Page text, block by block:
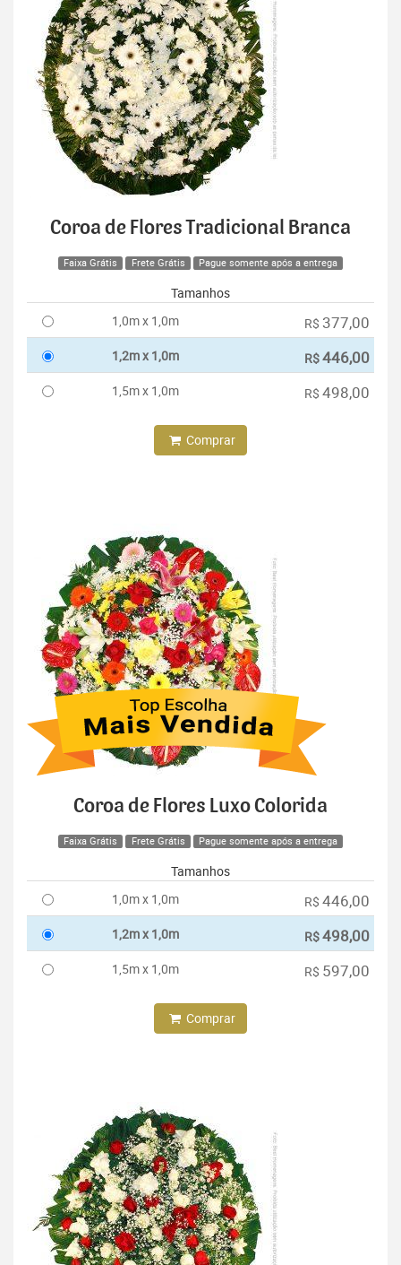
Coroa de Flores Tradicional Branca
Faixa Grátis Frete Grátis Pague somente após a entrega
Tamanhos
1,0m x 1,0m
R$ 377,00
1,2m x 1,0m R$446,00
1,5m x 1,0m R$ 498,00
Comprar
Coroa de Flores Luxo Colorida
Faixa Grátis Frete Grátis Pague somente após a entrega
Tamanhos
1,0m x 1,0m
R$ 446,00
1,2m x 1,0m R$498,00
1,5m x 1,0m R$ 597,00
Comprar